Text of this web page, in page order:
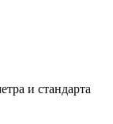
и стандарта